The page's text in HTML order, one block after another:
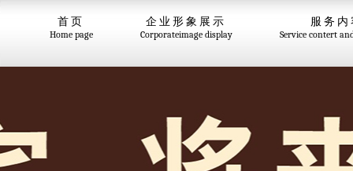
首页
Home page
企业形象展示
Corporateimage display
服务内
Service contert